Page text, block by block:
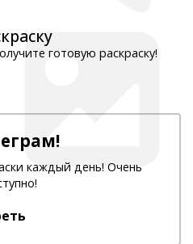
готовую раскраску!
каждый день! Очень